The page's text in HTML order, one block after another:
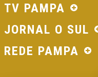
TV PAMPA
JORNAL O SUL
REDE PAMPA